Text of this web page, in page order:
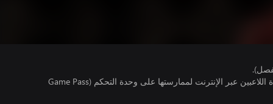
تتطلب اللعبة توفر اشتراك ألعاب متعددة اللاعبين عبر الإنترنت لممارستها على وحدة التحكم (Game Pass